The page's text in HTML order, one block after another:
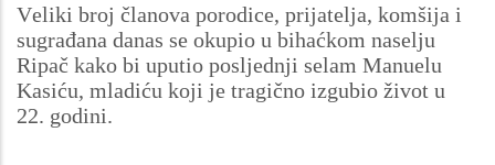
Veliki broj članova porodice, prijatelja, komšija i
sugrađana danas se okupio u bihaćkom naselju
Ripač kako bi uputio posljednji selam Manuelu
Kasiću, mladiću koji je tragično izgubio život u
22. godini.